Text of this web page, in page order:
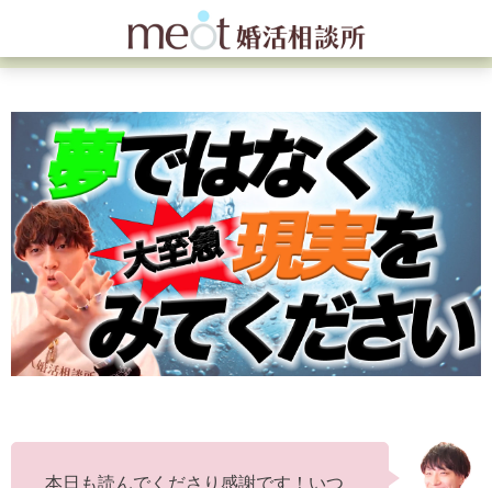
本日も読んでくださり感謝です！いつ